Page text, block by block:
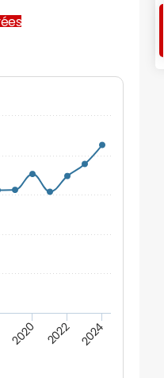
2020 2022 2024